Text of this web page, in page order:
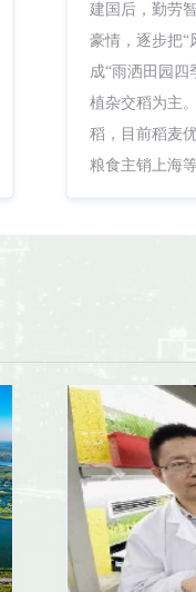
建国后，勤劳
豪情，逐步把“
成“雨洒田园四
植杂交稻为主
稻，目前稻麦
粮食主销上海